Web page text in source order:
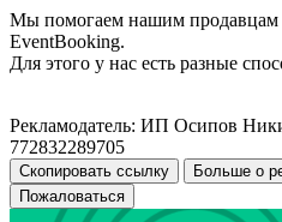
Мы помогаем нашим продавцам
EventBooking.
Для этого у нас есть разные
Рекламодатель: ИП Осипов
772832289705
Скопировать ссылку
Больше о
Пожаловаться